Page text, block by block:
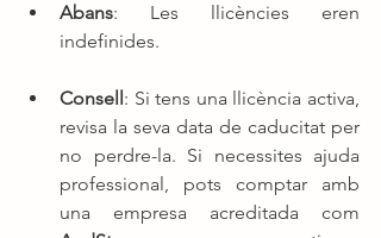
Abans: Les llicències eren
indefinides.
Consell: Si tens una llicència activa,
revisa la seva data de caducitat per
no perdre-la. Si necessites ajuda
professional, pots comptar amb